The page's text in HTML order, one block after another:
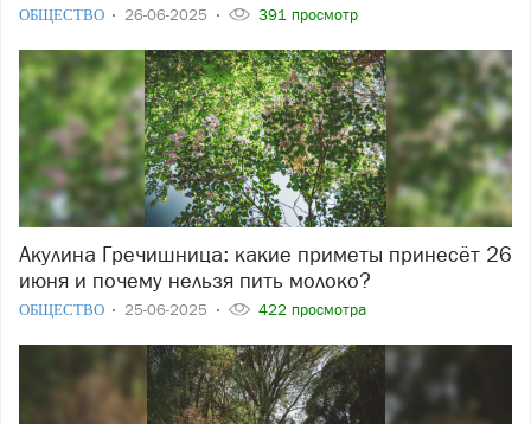
ОБЩЕСТВО 26-06-2025 391 просмотр
Акулина Гречишница: какие приметы принесёт 26
июня и почему нельзя пить молоко?
ОБЩЕСТВО 25-06-2025 422 просмотра